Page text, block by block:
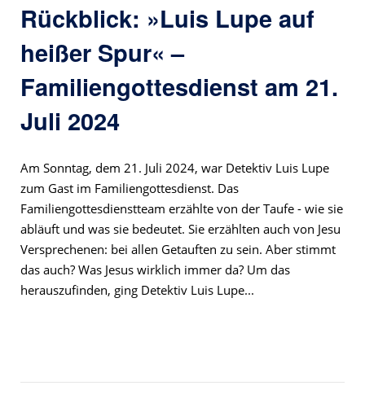
Rückblick: »Luis Lupe auf
heißer Spur« –
Familiengottesdienst am 21.
Juli 2024
Am Sonntag, dem 21. Juli 2024, war Detektiv Luis Lupe
zum Gast im Familiengottesdienst. Das
Familiengottesdienstteam erzählte von der Taufe - wie sie
abläuft und was sie bedeutet. Sie erzählten auch von Jesu
Versprechenen: bei allen Getauften zu sein. Aber stimmt
das auch? Was Jesus wirklich immer da? Um das
herauszufinden, ging Detektiv Luis Lupe...